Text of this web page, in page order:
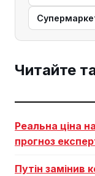
Читайте
Реальна ціна
прогноз
Путін замінив